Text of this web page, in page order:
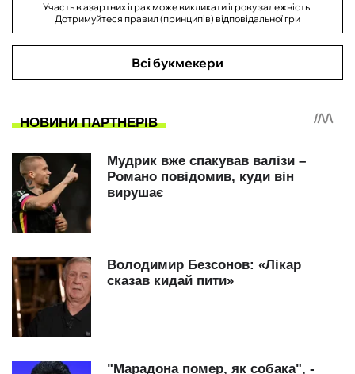
Участь в азартних іграх може викликати ігрову залежність.
Дотримуйтеся правил (принципів) відповідальної гри
Всі букмекери